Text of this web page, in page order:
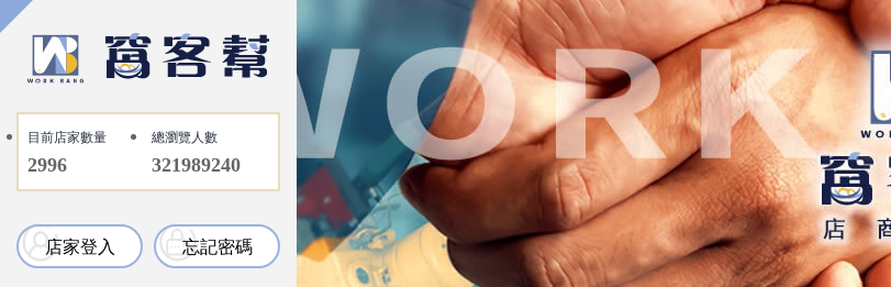
目前店家數量
2996
總瀏覽人數
321989240
店家登入 忘記密碼